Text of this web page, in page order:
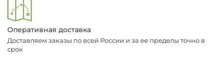
Оперативная доставка
Доставляем заказы по всей России и за ее пределы точно в
срок